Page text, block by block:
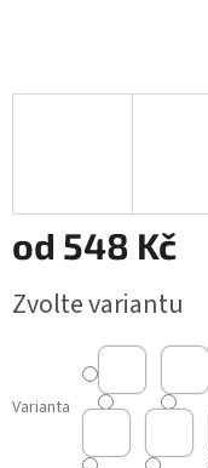
od 548 Kč
cena:
Zvolte variantu
Varianta